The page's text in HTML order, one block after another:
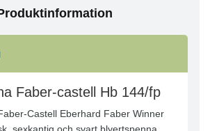
Faber-castell Hb 144/fp
Castell Eberhard Faber Winner